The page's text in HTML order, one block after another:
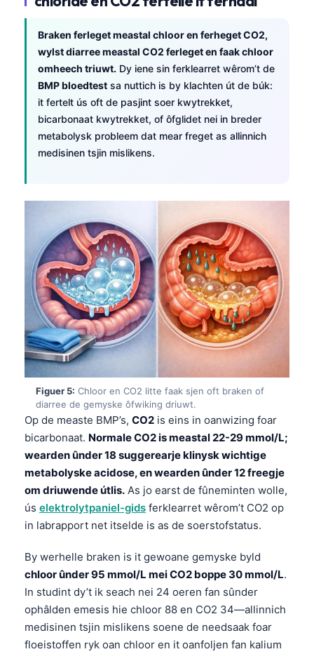
Braken ferleget meastal chloor en ferheget CO2,
wylst diarree meastal CO2 ferleget en faak chloor
omheech triuwt. Dy iene sin ferklearret wêrom’t de
BMP bloedtest sa nuttich is by klachten út de búk:
it fertelt ús oft de pasjint soer kwytrekket,
bicarbonaat kwytrekket, of ôfglidet nei in breder
metabolysk probleem dat mear freget as allinnich
medisinen tsjin mislikens.
Figuer 5: Chloor en CO2 litte faak sjen oft braken of
diarree de gemyske ôfwiking driuwt.
Op de measte BMP’s, CO2 is eins in oanwizing foar
bicarbonaat. Normale CO2 is meastal 22-29 mmol/L;
wearden ûnder 18 suggerearje klinysk wichtige
metabolyske acidose, en wearden ûnder 12 freegje
om driuwende útlis. As jo earst de fûneminten wolle,
ús elektrolytpaniel-gids ferklearret wêrom’t CO2 op
in labrapport net itselde is as de soerstofstatus.
By werhelle braken is it gewoane gemyske byld
chloor ûnder 95 mmol/L mei CO2 boppe 30 mmol/L.
In studint dy’t ik seach nei 24 oeren fan sûnder
ophâlden emesis hie chloor 88 en CO2 34—allinnich
medisinen tsjin mislikens soene de needsaak foar
floeistoffen ryk oan chloor en it oanfoljen fan kalium
Esperanto
Ślōnskŏ gŏdka
Norsk bokmål